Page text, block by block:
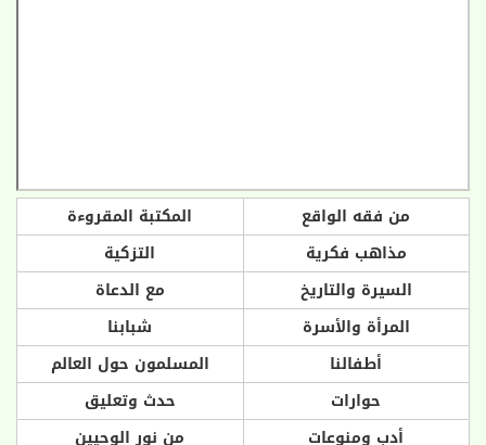
من فقه الواقع
المكتبة المقروءة
مذاهب فكرية
التزكية
السيرة والتاريخ
مع الدعاة
المرأة والأسرة
شبابنا
أطفالنا
المسلمون حول العالم
حوارات
حدث وتعليق
أدب ومنوعات
من نور الوحيين